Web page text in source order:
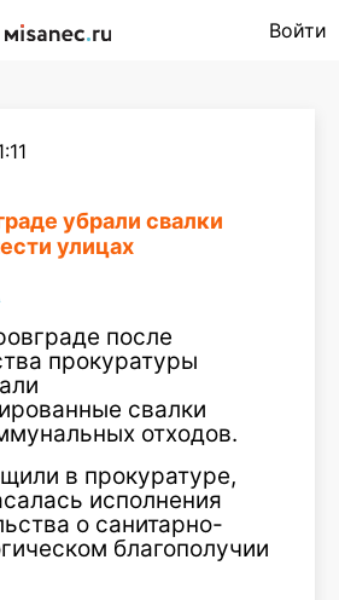
Войти
убрали свалки
улицах
после
прокуратуры
свалки
отходов.
в прокуратуре,
исполнения
о санитарно-
благополучии